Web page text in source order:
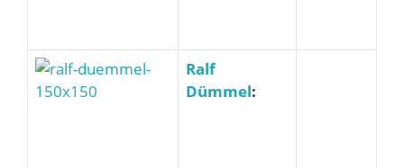
Ralf
Dümmel: